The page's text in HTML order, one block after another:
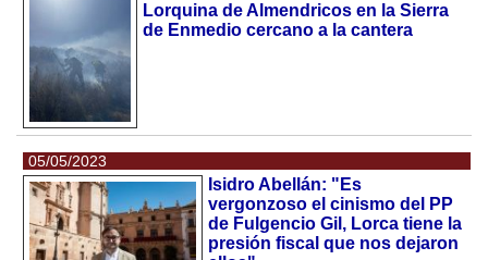
Lorquina de Almendricos en la Sierra
de Enmedio cercano a la cantera
05/05/2023
Isidro Abellán: "Es
vergonzoso el cinismo del PP
de Fulgencio Gil, Lorca tiene la
presión fiscal que nos dejaron